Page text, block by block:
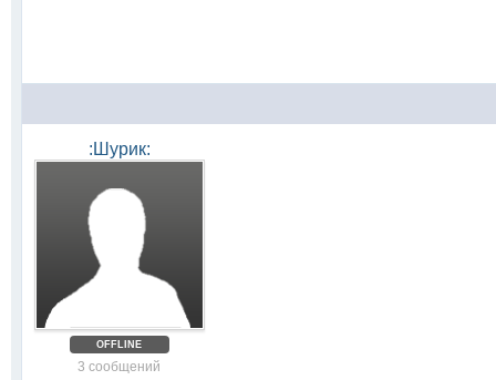
:Шурик:
OFFLINE
3 сообщений